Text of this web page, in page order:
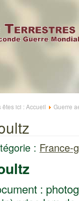
êtes ici : Accueil Guerre
: France-
: